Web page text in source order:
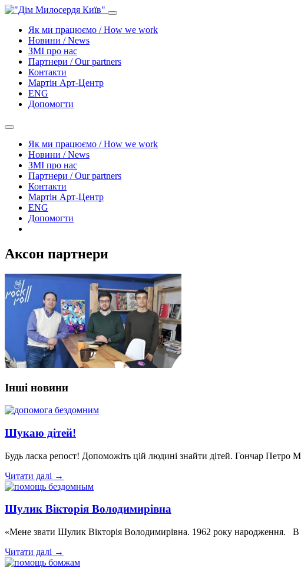
Як ми працюємо / How we work
Новини / News
ЗМІ про нас
Партнери / Our partners
Контакти
Mартін Арт-Центр
ENG
Допомогти
Як ми працюємо / How we work
Новини / News
ЗМІ про нас
Партнери / Our partners
Контакти
Mартін Арт-Центр
ENG
Допомогти
Аксон партнери
Інші новини
Шукаю дітей!
Будь ласка репост! Допоможіть цій людині знайти дітей. Гончар
Читати далі →
Шулик Вікторія Володимирівна
«Мене звати Шулик Вікторія Володимирівна. 1962 року народження.
Читати далі →